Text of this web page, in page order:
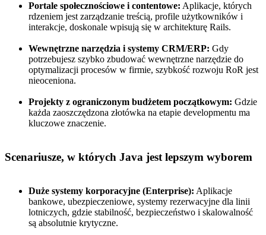
Portale społecznościowe i contentowe: Aplikacje, których
rdzeniem jest zarządzanie treścią, profile użytkowników i
interakcje, doskonale wpisują się w architekturę Rails.
Wewnętrzne narzędzia i systemy CRM/ERP: Gdy
potrzebujesz szybko zbudować wewnętrzne narzędzie do
optymalizacji procesów w firmie, szybkość rozwoju RoR jest
nieoceniona.
Projekty z ograniczonym budżetem początkowym: Gdzie
każda zaoszczędzona złotówka na etapie developmentu ma
kluczowe znaczenie.
Scenariusze, w których Java jest lepszym wyborem
Duże systemy korporacyjne (Enterprise): Aplikacje
bankowe, ubezpieczeniowe, systemy rezerwacyjne dla linii
lotniczych, gdzie stabilność, bezpieczeństwo i skalowalność
są absolutnie krytyczne.